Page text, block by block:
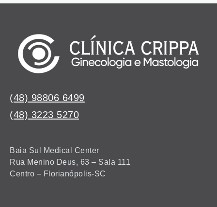
(48) 98806 6499
(48) 3223 5270
Baia Sul Medical Center
Rua Menino Deus, 63 – Sala 111
Centro – Florianópolis-SC